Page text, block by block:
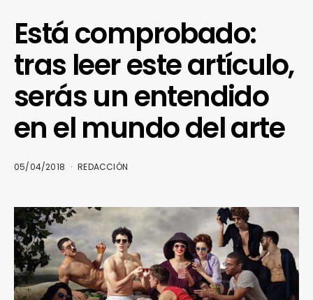
Está comprobado:
tras leer este artículo,
serás un entendido
en el mundo del arte
05/04/2018 REDACCIÓN